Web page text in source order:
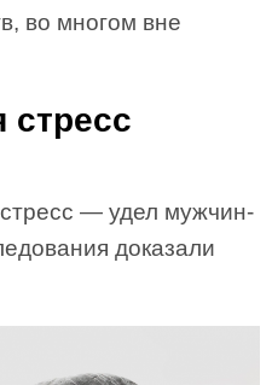
во многом вне
стресс
— удел мужчин-
доказали